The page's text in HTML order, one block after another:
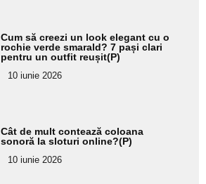
Cum să creezi un look elegant cu o
rochie verde smarald? 7 pași clari
pentru un outfit reușit(P)
10 iunie 2026
Cât de mult contează coloana
sonoră la sloturi online?(P)
10 iunie 2026